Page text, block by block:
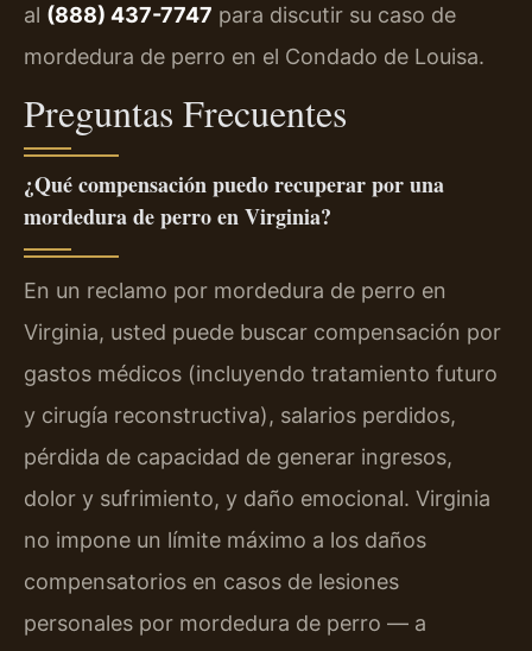
al (888) 437-7747 para discutir su caso de
mordedura de perro en el Condado de Louisa.
Preguntas Frecuentes
¿Qué compensación puedo recuperar por una
mordedura de perro en Virginia?
En un reclamo por mordedura de perro en
Virginia, usted puede buscar compensación por
gastos médicos (incluyendo tratamiento futuro
y cirugía reconstructiva), salarios perdidos,
pérdida de capacidad de generar ingresos,
dolor y sufrimiento, y daño emocional. Virginia
no impone un límite máximo a los daños
compensatorios en casos de lesiones
personales por mordedura de perro — a